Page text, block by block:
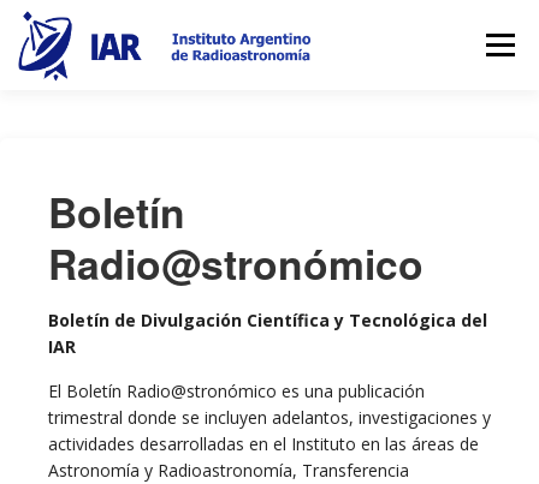
Saltar
contenido
Menú
OBSERVATORIO
INSTITUCIONAL INICIO
Boletín
Radio@stronómico
Boletín de Divulgación Científica y Tecnológica del
IAR
El Boletín Radio@stronómico es una publicación
trimestral donde se incluyen adelantos, investigaciones y
actividades desarrolladas en el Instituto en las áreas de
Astronomía y Radioastronomía, Transferencia